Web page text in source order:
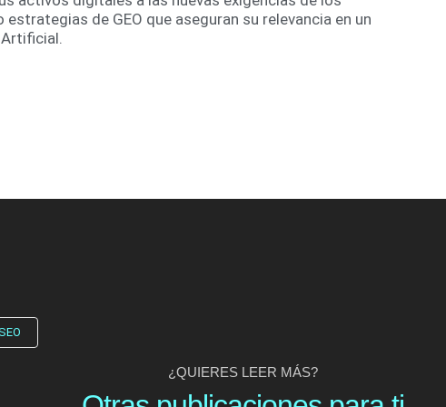
de GEO que aseguran su relevancia en un
SEO
¿QUIERES LEER MÁS?